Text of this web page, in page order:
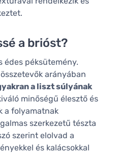
a brióst?
édes péksütemény.
arányában
a liszt súlyának
minőségű élesztő és
a folyamatnak
szerkezetű tészta
szerint elolvad a
és kalácsokkal